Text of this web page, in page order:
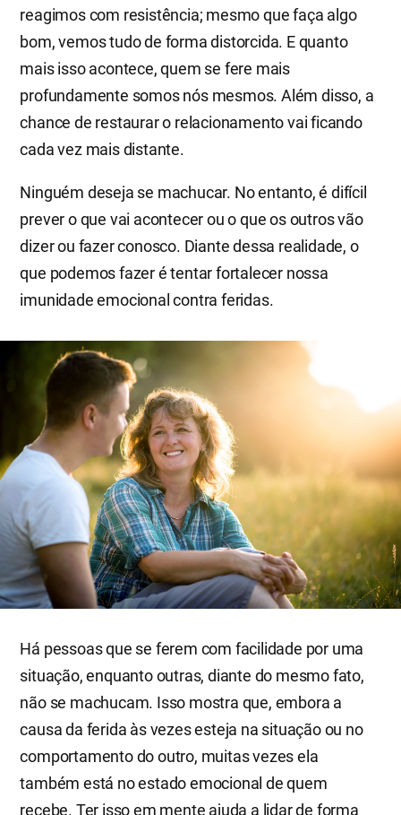
reagimos com resistência; mesmo que faça algo
bom, vemos tudo de forma distorcida. E quanto
mais isso acontece, quem se fere mais
profundamente somos nós mesmos. Além disso, a
chance de restaurar o relacionamento vai ficando
cada vez mais distante.
Ninguém deseja se machucar. No entanto, é difícil
prever o que vai acontecer ou o que os outros vão
dizer ou fazer conosco. Diante dessa realidade, o
que podemos fazer é tentar fortalecer nossa
imunidade emocional contra feridas.
Há pessoas que se ferem com facilidade por uma
situação, enquanto outras, diante do mesmo fato,
não se machucam. Isso mostra que, embora a
causa da ferida às vezes esteja na situação ou no
comportamento do outro, muitas vezes ela
também está no estado emocional de quem
recebe. Ter isso em mente ajuda a lidar de forma